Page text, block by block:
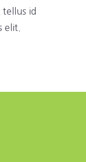
id
elit.